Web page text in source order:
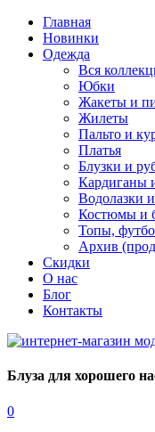
Главная
Новинки
Одежда
Вся
Юбки
Жакеты и
Жилеты
Пальто и
Платья
Блузки и
Кардиганы
Водолазки
Костюмы и
Топы,
Архив
Скидки
О нас
Блог
Контакты
Блуза для хорошего
0